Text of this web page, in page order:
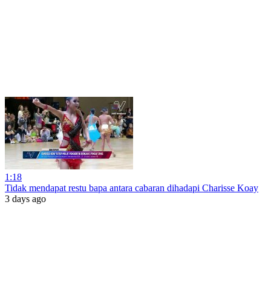
1:18
Tidak mendapat restu bapa antara cabaran dihadapi Charisse Koay
3 days ago